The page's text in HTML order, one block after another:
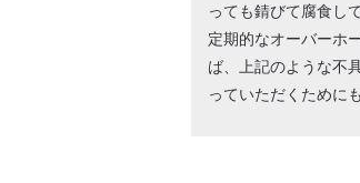
っても錆びて腐食し
定期的なオーバーホ
ば、上記のような不
っていただくために